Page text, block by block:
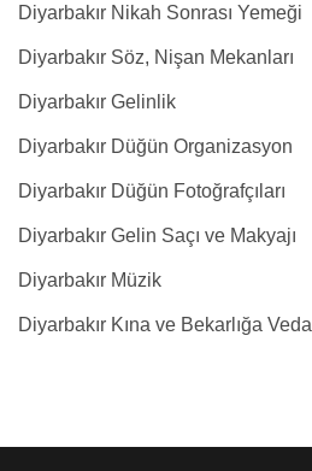
Diyarbakır Nikah Sonrası Yemeği
Diyarbakır Söz, Nişan Mekanları
Diyarbakır Gelinlik
Diyarbakır Düğün Organizasyon
Diyarbakır Düğün Fotoğrafçıları
Diyarbakır Gelin Saçı ve Makyajı
Diyarbakır Müzik
Diyarbakır Kına ve Bekarlığa Veda